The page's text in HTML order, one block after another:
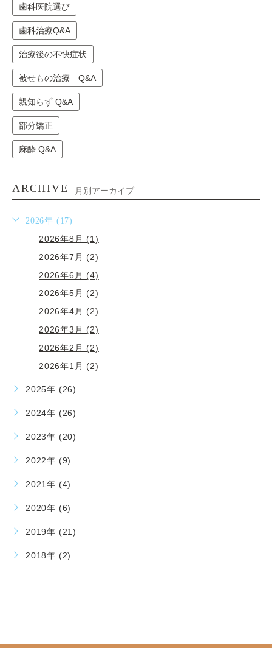
歯科医院選び
歯科治療Q&A
治療後の不快症状
被せもの治療 Q&A
親知らず Q&A
部分矯正
麻酔 Q&A
ARCHIVE 月別アーカイブ
2026年 (17)
2026年8月 (1)
2026年7月 (2)
2026年6月 (4)
2026年5月 (2)
2026年4月 (2)
2026年3月 (2)
2026年2月 (2)
2026年1月 (2)
2025年 (26)
2024年 (26)
2023年 (20)
2022年 (9)
2021年 (4)
2020年 (6)
2019年 (21)
2018年 (2)